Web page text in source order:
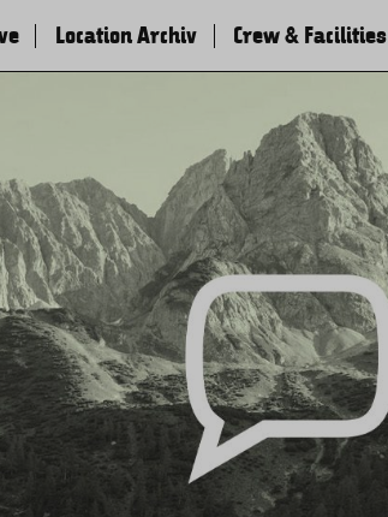
Location Archiv Crew & Facilities